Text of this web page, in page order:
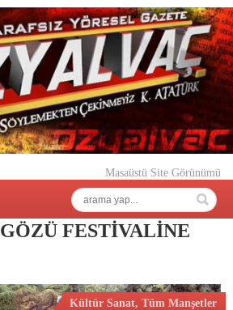
Masaüstü Site Görünümü
FESTİVALİNE
Kültür Sanat, Tüm Manşetler